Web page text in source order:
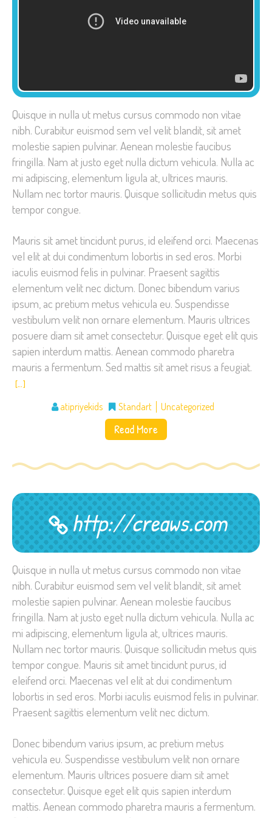
Quisque in nulla ut metus cursus commodo non vitae
nibh. Curabitur euismod sem vel velit blandit, sit amet
molestie sapien pulvinar. Aenean molestie faucibus
fringilla. Nam at justo eget nulla dictum vehicula. Nulla ac
mi adipiscing, elementum ligula at, ultrices mauris.
Nullam nec tortor mauris. Quisque sollicitudin metus quis
tempor congue.
Mauris sit amet tincidunt purus, id eleifend orci. Maecenas
vel elit at dui condimentum lobortis in sed eros. Morbi
iaculis euismod felis in pulvinar. Praesent sagittis
elementum velit nec dictum. Donec bibendum varius
ipsum, ac pretium metus vehicula eu. Suspendisse
vestibulum velit non ornare elementum. Mauris ultrices
posuere diam sit amet consectetur. Quisque eget elit quis
sapien interdum mattis. Aenean commodo pharetra
mauris a fermentum. Sed mattis sit amet risus a feugiat.
[…]
atipriyekids Standart Uncategorized
Read More
http://creaws.com
Quisque in nulla ut metus cursus commodo non vitae
nibh. Curabitur euismod sem vel velit blandit, sit amet
molestie sapien pulvinar. Aenean molestie faucibus
fringilla. Nam at justo eget nulla dictum vehicula. Nulla ac
mi adipiscing, elementum ligula at, ultrices mauris.
Nullam nec tortor mauris. Quisque sollicitudin metus quis
tempor congue. Mauris sit amet tincidunt purus, id
eleifend orci. Maecenas vel elit at dui condimentum
lobortis in sed eros. Morbi iaculis euismod felis in pulvinar.
Praesent sagittis elementum velit nec dictum.
Donec bibendum varius ipsum, ac pretium metus
vehicula eu. Suspendisse vestibulum velit non ornare
elementum. Mauris ultrices posuere diam sit amet
consectetur. Quisque eget elit quis sapien interdum
mattis. Aenean commodo pharetra mauris a fermentum.